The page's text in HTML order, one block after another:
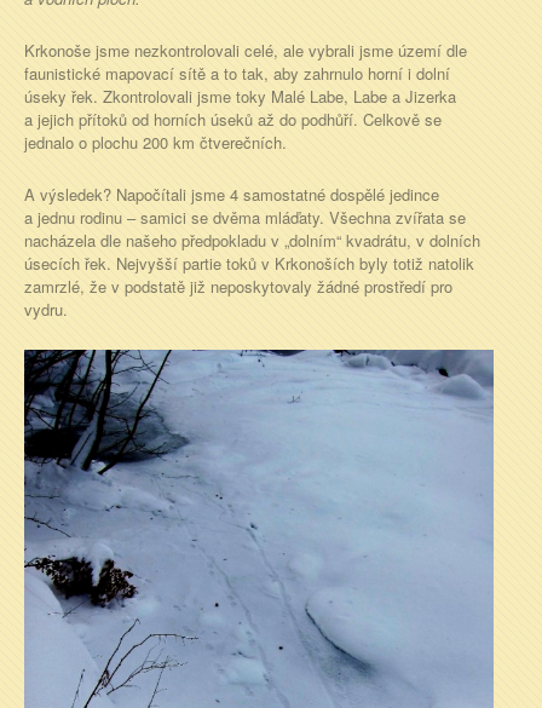
Krkonoše jsme nezkontrolovali celé, ale vybrali jsme území dle
faunistické mapovací sítě a to tak, aby zahrnulo horní i dolní
úseky řek. Zkontrolovali jsme toky Malé Labe, Labe a Jizerka
a jejich přítoků od horních úseků až do podhůří. Celkově se
jednalo o plochu 200 km čtverečních.
A výsledek? Napočítali jsme 4 samostatné dospělé jedince
a jednu rodinu – samici se dvěma mláďaty. Všechna zvířata se
nacházela dle našeho předpokladu v „dolním“ kvadrátu, v dolních
úsecích řek. Nejvyšší partie toků v Krkonoších byly totiž natolik
zamrzlé, že v podstatě již neposkytovaly žádné prostředí pro
vydru.